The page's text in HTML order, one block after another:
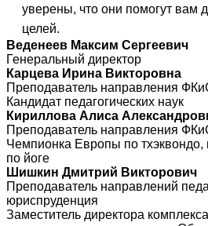
уверены, что они помогут вам
целей.
Веденеев Максим Сергеевич
Генеральный директор
Карцева Ирина Викторовна
Преподаватель направления
Кандидат педагогических наук
Кириллова Алиса
Преподаватель направления
Чемпионка Европы по тхэквондо,
по йоге
Шишкин Дмитрий Викторович
Преподаватель направлений
юриспруденция
Заместитель директора